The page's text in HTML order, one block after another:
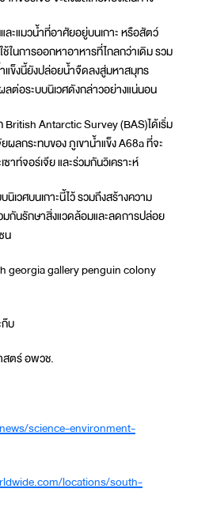
ะแมวน้ำที่อาศัยอยู่บนเกาะ หรือสัตว์
ในการออกหาอาหารที่ไกลกว่าเดิม รวม
แข็งนี้ยังปล่อยน้ำจืดลงสู่มหาสมุทร
ต่อระบบนิเวศดังกล่าวอย่างแน่นอน
Antarctic Survey (BAS)ได้เริ่ม
ลกระทบของ ภูเขาน้ำแข็ง A68a ที่จะ
าท์จอร์เจีย และร่วมกันวิเคราะห์
เวศบนเกาะนี้ไว้ รวมถึงสร้างความ
กันรักษาสิ่งแวดล้อมและลดการปล่อย
น
บ
สตร์ อพวช.
science-environment-
locations/south-